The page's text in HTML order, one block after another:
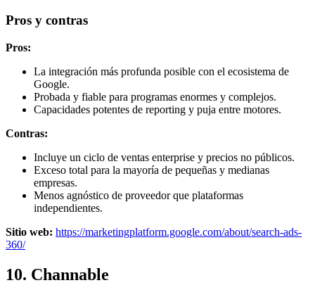
Pros y contras
Pros:
La integración más profunda posible con el ecosistema de
Google.
Probada y fiable para programas enormes y complejos.
Capacidades potentes de reporting y puja entre motores.
Contras:
Incluye un ciclo de ventas enterprise y precios no públicos.
Exceso total para la mayoría de pequeñas y medianas
empresas.
Menos agnóstico de proveedor que plataformas
independientes.
Sitio web: https://marketingplatform.google.com/about/search-ads-
360/
10. Channable